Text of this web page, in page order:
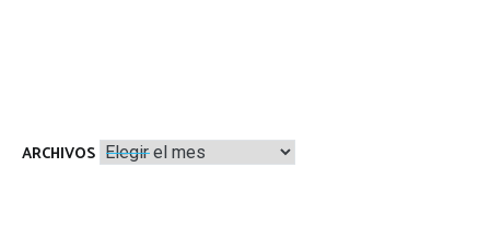
ARCHIVOS Archivos